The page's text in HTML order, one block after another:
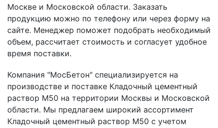
Москве и Московской области. Заказать
продукцию можно по телефону или через форму на
сайте. Менеджер поможет подобрать необходимый
объем, рассчитает стоимость и согласует удобное
время поставки.
Компания "МосБетон" специализируется на
производстве и поставке Кладочный цементный
раствор М50 на территории Москвы и Московской
области. Мы предлагаем широкий ассортимент
Кладочный цементный раствор М50 с учетом